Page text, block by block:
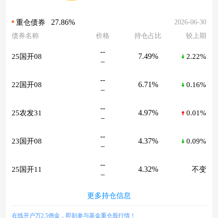
重仓债券 27.86%
2026-06-30
债券名称
价格 持仓占比 较上期
25国开08
--
--
7.49% 2.22%
22国开08
--
--
6.71% 0.16%
25农发31
--
--
4.97% 0.01%
23国开08
--
--
4.37% 0.09%
25国开11
--
--
4.32% 不变
更多持仓信息
在线开户万2.5佣金，即刻参与基金重仓股行情！